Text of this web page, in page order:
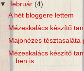
▼február (4)
A hét bloggere lettem
Mézeskalács készítő
Majonézes tésztasaláta
Mézeskalács készítő
ben is